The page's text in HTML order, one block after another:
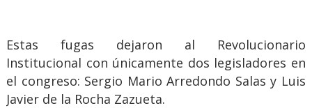
Estas fugas dejaron al Revolucionario
Institucional con únicamente dos legisladores en
el congreso: Sergio Mario Arredondo Salas y Luis
Javier de la Rocha Zazueta.